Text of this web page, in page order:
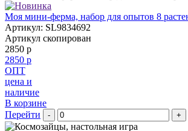
Моя мини-ферма, набор для опытов 8
Артикул: SL9834692
Артикул скопирован
2850 р
2850 р
ОПТ
цена и
наличие
В корзине
Перейти
- +